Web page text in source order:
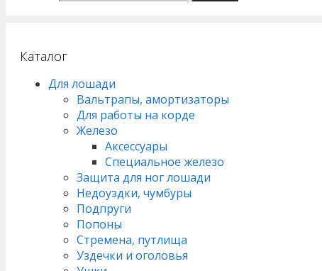
Каталог
Для лошади
Вальтрапы, амортизаторы
Для работы на корде
Железо
Аксессуары
Специальное железо
Защита для ног лошади
Недоуздки, чумбуры
Подпруги
Попоны
Стремена, путлища
Уздечки и оголовья